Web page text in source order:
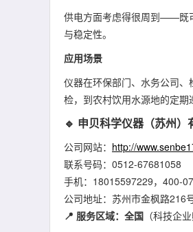
供电方面考虑得很周到——既
与稳定性。
应用场景
仪器在环保部门、水务公司
检，到农村饮用水源地的定期
🔹 申贝科学仪器（苏州
公司网站： http://
联系号码：0512-67681058
手机：18015597229，400-
公司地址：苏州市金枫路216
📍 服务区域：全国 （科技企